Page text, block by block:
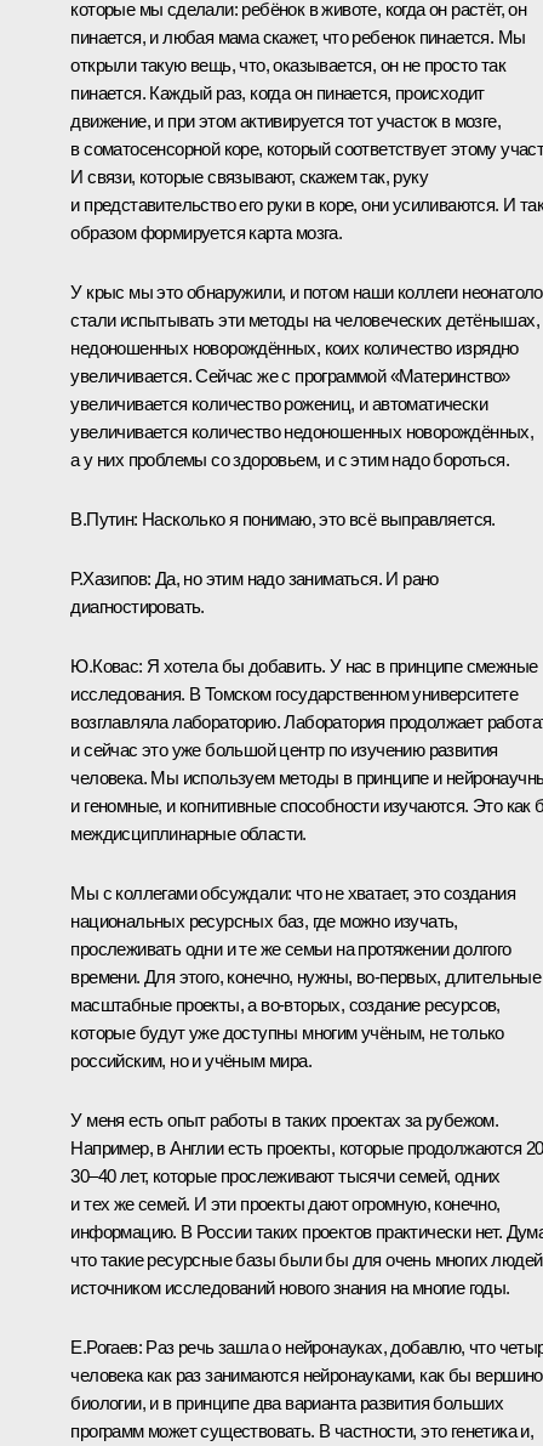
которые мы сделали: ребёнок в животе, когда он растёт, он
пинается, и любая мама скажет, что ребенок пинается. Мы
открыли такую вещь, что, оказывается, он не просто так
пинается. Каждый раз, когда он пинается, происходит
движение, и при этом активируется тот участок в мозге,
в соматосенсорной коре, который соответствует этому
И связи, которые связывают, скажем так, руку
и представительство его руки в коре, они усиливаются. И
образом формируется карта мозга.
У крыс мы это обнаружили, и потом наши коллеги
стали испытывать эти методы на человеческих детёнышах,
недоношенных новорождённых, коих количество изрядно
увеличивается. Сейчас же с программой «Материнство»
увеличивается количество рожениц, и автоматически
увеличивается количество недоношенных новорождённых,
а у них проблемы со здоровьем, и с этим надо бороться.
В.Путин: Насколько я понимаю, это всё выправляется.
Р.Хазипов: Да, но этим надо заниматься. И рано
диагностировать.
Ю.Ковас: Я хотела бы добавить. У нас в принципе смежные
исследования. В Томском государственном университете
возглавляла лабораторию. Лаборатория продолжает
и сейчас это уже большой центр по изучению развития
человека. Мы используем методы в принципе и
и геномные, и когнитивные способности изучаются. Это как
междисциплинарные области.
Мы с коллегами обсуждали: что не хватает, это создания
национальных ресурсных баз, где можно изучать,
прослеживать одни и те же семьи на протяжении долгого
времени. Для этого, конечно, нужны, во‑первых, длительные
масштабные проекты, а во‑вторых, создание ресурсов,
которые будут уже доступны многим учёным, не только
российским, но и учёным мира.
У меня есть опыт работы в таких проектах за рубежом.
Например, в Англии есть проекты, которые продолжаются
30–40 лет, которые прослеживают тысячи семей, одних
и тех же семей. И эти проекты дают огромную, конечно,
информацию. В России таких проектов практически нет.
что такие ресурсные базы были бы для очень многих людей
источником исследований нового знания на многие годы.
Е.Рогаев: Раз речь зашла о нейронауках, добавлю, что
человека как раз занимаются нейронауками, как бы
биологии, и в принципе два варианта развития больших
программ может существовать. В частности, это генетика и,